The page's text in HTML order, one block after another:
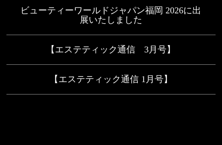
ビューティーワールドジャパン福岡 2026に出
展いたしました
【エステティック通信 3月号】
【エステティック通信 1月号】